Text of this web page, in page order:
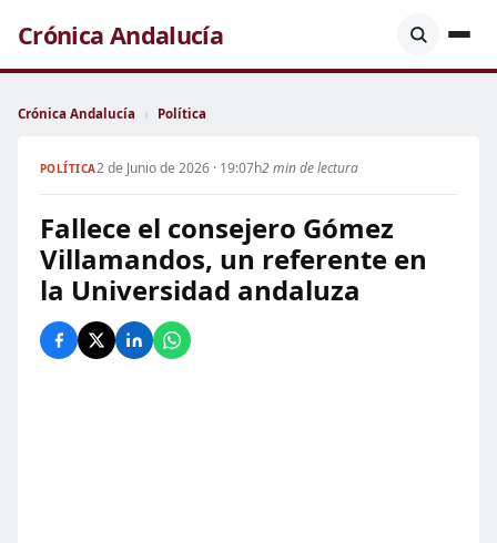
Crónica Andalucía
Crónica Andalucía › Política
POLÍTICA2 de Junio de 2026 · 19:07h2 min de lectura
Fallece el consejero Gómez
Villamandos, un referente en
la Universidad andaluza